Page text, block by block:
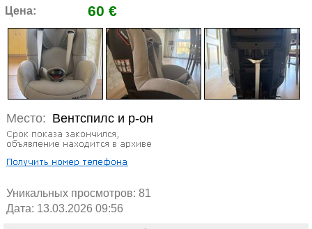
Цена: 60 €
Место: Вентспилс и р-он
Уникальных просмотров: 81
Дата: 13.03.2026 09:56